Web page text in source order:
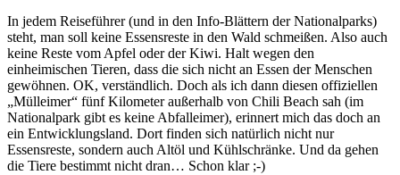
In jedem Reiseführer (und in den Info-Blättern der Nationalparks)
steht, man soll keine Essensreste in den Wald schmeißen. Also auch
keine Reste vom Apfel oder der Kiwi. Halt wegen den
einheimischen Tieren, dass die sich nicht an Essen der Menschen
gewöhnen. OK, verständlich. Doch als ich dann diesen offiziellen
„Mülleimer“ fünf Kilometer außerhalb von Chili Beach sah (im
Nationalpark gibt es keine Abfalleimer), erinnert mich das doch an
ein Entwicklungsland. Dort finden sich natürlich nicht nur
Essensreste, sondern auch Altöl und Kühlschränke. Und da gehen
die Tiere bestimmt nicht dran… Schon klar ;-)